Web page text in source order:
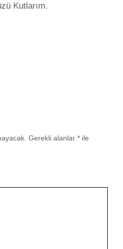
Kutlarım.
Gerekli alanlar * ile